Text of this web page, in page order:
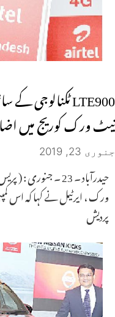
نیٹ ورک کوریج میں
جنوری 23, 2019
حیدرآباد ۔ 23 ۔
پردیش